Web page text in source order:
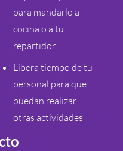
para mandarlo a
cocina o a tu
repartidor
Libera tiempo de tu
personal para que
puedan realizar
otras actividades